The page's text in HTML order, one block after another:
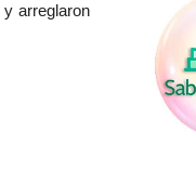
arreglaron